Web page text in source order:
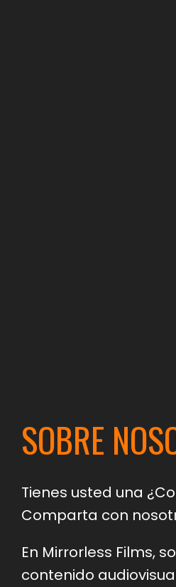
SOBRE
Tienes usted una
Comparta con
En Mirrorless Films,
contenido